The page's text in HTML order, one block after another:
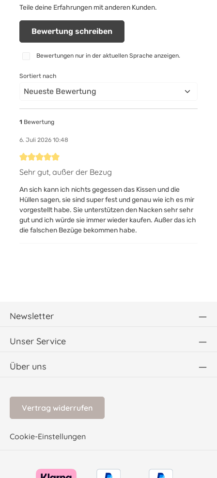
Teile deine Erfahrungen mit anderen Kunden.
Bewertung schreiben
Bewertungen nur in der aktuellen Sprache anzeigen.
Sortiert nach
1 Bewertung
6. Juli 2026 10:48
Bewertung mit 5 von 5 Sternen
Sehr gut, außer der Bezug
An sich kann ich nichts gegessen das Kissen und die
Hüllen sagen, sie sind super fest und genau wie ich es mir
vorgestellt habe. Sie unterstützen den Nacken sehr sehr
gut und ich würde sie immer wieder kaufen. Außer das ich
die falschen Bezüge bekommen habe.
Newsletter
Unser Service
Über uns
Vertrag widerrufen
Cookie-Einstellungen